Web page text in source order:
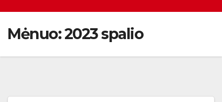
Mėnuo:2023 spalio